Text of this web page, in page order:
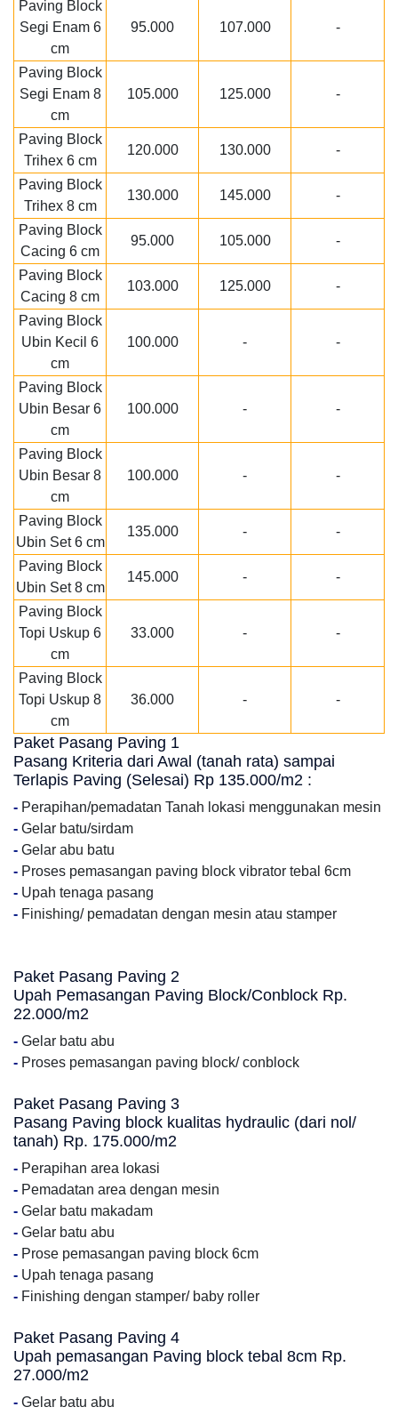
Paving Block
Segi Enam 6
cm
95.000 107.000 -
Paving Block
Segi Enam 8
cm
105.000 125.000 -
Paving Block
Trihex 6 cm
120.000 130.000 -
Paving Block
Trihex 8 cm
130.000 145.000 -
Paving Block
Cacing 6 cm
95.000 105.000 -
Paving Block
Cacing 8 cm
103.000 125.000 -
Paving Block
Ubin Kecil 6
cm
100.000 - -
Paving Block
Ubin Besar 6
cm
100.000 - -
Paving Block
Ubin Besar 8
cm
100.000 - -
Paving Block
Ubin Set 6 cm
135.000 - -
Paving Block
Ubin Set 8 cm
145.000 - -
Paving Block
Topi Uskup 6
cm
33.000 - -
Paving Block
Topi Uskup 8
cm
36.000 - -
Paket Pasang Paving 1
Pasang Kriteria dari Awal (tanah rata) sampai
Terlapis Paving (Selesai) Rp 135.000/m2 :
- Perapihan/pemadatan Tanah lokasi menggunakan mesin
- Gelar batu/sirdam
- Gelar abu batu
- Proses pemasangan paving block vibrator tebal 6cm
- Upah tenaga pasang
- Finishing/ pemadatan dengan mesin atau stamper
Paket Pasang Paving 2
Upah Pemasangan Paving Block/Conblock Rp.
22.000/m2
- Gelar batu abu
- Proses pemasangan paving block/ conblock
Paket Pasang Paving 3
Pasang Paving block kualitas hydraulic (dari nol/
tanah) Rp. 175.000/m2
- Perapihan area lokasi
- Pemadatan area dengan mesin
- Gelar batu makadam
- Gelar batu abu
- Prose pemasangan paving block 6cm
- Upah tenaga pasang
- Finishing dengan stamper/ baby roller
Paket Pasang Paving 4
Upah pemasangan Paving block tebal 8cm Rp.
27.000/m2
- Gelar batu abu